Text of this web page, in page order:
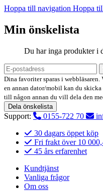
Hoppa till navigation Hoppa
Min önskelista
Du har inga produkter i
Dina favoriter sparas i
en annan dator/mobil kan du
till någon annan du vill dela den
Dela önskelista
Support: 0155-722 70
30 dagars öppet köp
Fri frakt över 10
45 års erfarenhet
Kundtjänst
Vanliga frågor
Om oss